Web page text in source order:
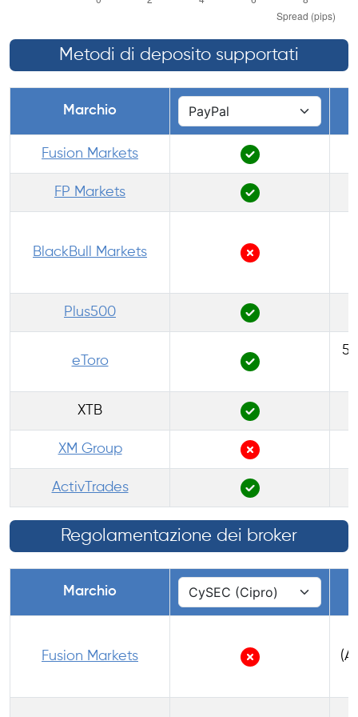
Metodi di deposito supportati
Marchio
Fusion Markets
FP Markets
BlackBull Markets
Plus500
eToro
XTB
XM Group
ActivTrades
Regolamentazione dei broker
Marchio
Fusion Markets